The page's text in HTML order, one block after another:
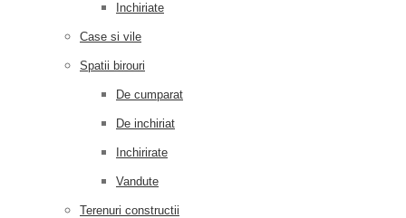
Inchiriate
Case si vile
Spatii birouri
De cumparat
De inchiriat
Inchirirate
Vandute
Terenuri constructii